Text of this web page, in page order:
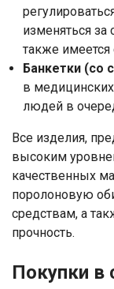
изменяться за
также имеется
Банкетки (со
в
людей в
Все изделия,
высоким
качественных
поролоновую
средствам, а
прочность.
Покупки в